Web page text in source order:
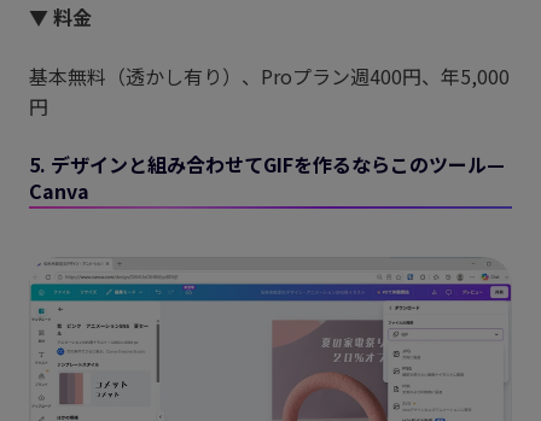
▼ 料金
基本無料（透かし有り）、Proプラン週400円、年5,000
円
5. デザインと組み合わせてGIFを作るならこのツール—
Canva